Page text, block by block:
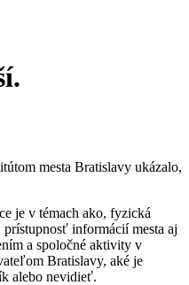
mesta Bratislavy ukázalo,
je v témach ako, fyzická
informácií mesta aj
a spoločné aktivity v
Bratislavy, aké je
alebo nevidieť.